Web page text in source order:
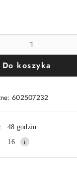
Do koszyka
602507232
Wyślij
48 godzin
16